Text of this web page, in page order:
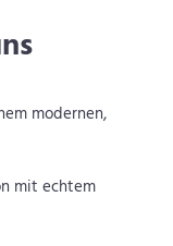
modernen,
mit echtem